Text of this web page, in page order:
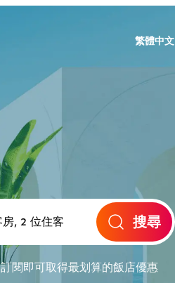
繁體中文
搜尋
訂閱即可取得最划算的飯店優惠